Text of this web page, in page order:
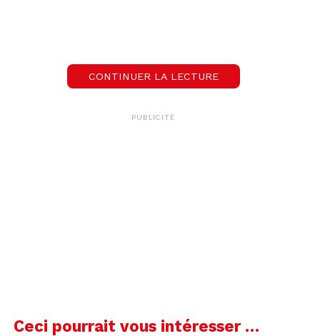
sont de la partie mais aussi Harrison Ford (Indiana
Jones, Blade Runner) et David Harbour (Stranger
CONTINUER LA LECTURE
PUBLICITÉ
Ceci pourrait vous intéresser …